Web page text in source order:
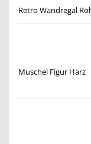
Retro Wandregal
Muschel Figur Harz